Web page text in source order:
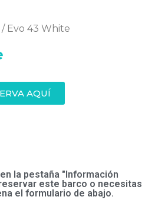
/ Evo 43 White
AQUÍ
la pestaña "Información
este barco o necesitas
el formulario de abajo.